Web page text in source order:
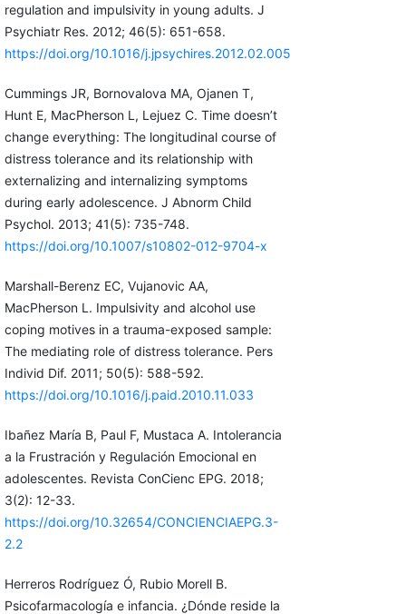
regulation and impulsivity in young adults. J
Psychiatr Res. 2012; 46(5): 651-658.
https://doi.org/10.1016/j.jpsychires.2012.02.005
Cummings JR, Bornovalova MA, Ojanen T,
Hunt E, MacPherson L, Lejuez C. Time doesn’t
change everything: The longitudinal course of
distress tolerance and its relationship with
externalizing and internalizing symptoms
during early adolescence. J Abnorm Child
Psychol. 2013; 41(5): 735-748.
https://doi.org/10.1007/s10802-012-9704-x
Marshall-Berenz EC, Vujanovic AA,
MacPherson L. Impulsivity and alcohol use
coping motives in a trauma-exposed sample:
The mediating role of distress tolerance. Pers
Individ Dif. 2011; 50(5): 588-592.
https://doi.org/10.1016/j.paid.2010.11.033
Ibañez María B, Paul F, Mustaca A. Intolerancia
a la Frustración y Regulación Emocional en
adolescentes. Revista ConCienc EPG. 2018;
3(2): 12-33.
https://doi.org/10.32654/CONCIENCIAEPG.3-
2.2
Herreros Rodríguez Ó, Rubio Morell B.
Psicofarmacología e infancia. ¿Dónde reside la